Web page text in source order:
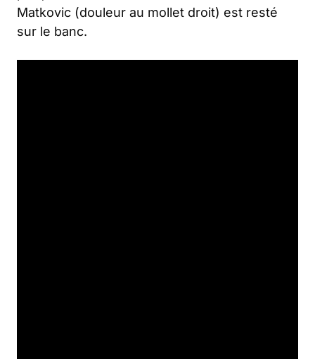
Matkovic (douleur au mollet droit) est resté
sur le banc.